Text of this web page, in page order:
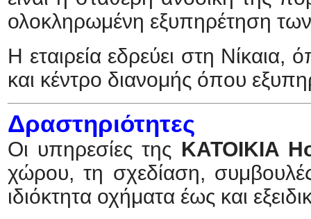
ολοκληρωμένη εξυπηρέτηση
Η εταιρεία εδρεύει στη
και κέντρο διανομής όπου
Δραστηριότητες
Οι υπηρεσίες της KATOIKIA
χώρου, τη σχεδίαση,
ιδιόκτητα οχήματα έως και